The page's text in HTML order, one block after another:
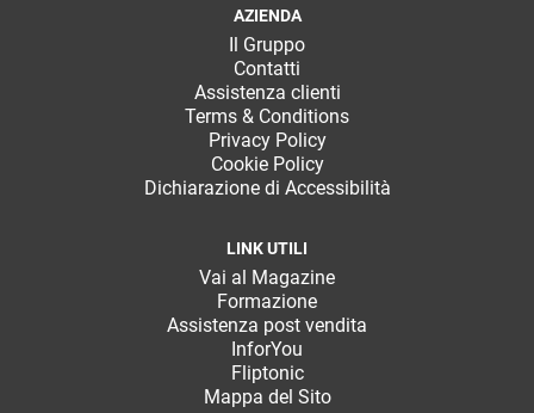
AZIENDA
Il Gruppo
Contatti
Assistenza clienti
Terms & Conditions
Privacy Policy
Cookie Policy
Dichiarazione di Accessibilità
LINK UTILI
Vai al Magazine
Formazione
Assistenza post vendita
InforYou
Fliptonic
Mappa del Sito